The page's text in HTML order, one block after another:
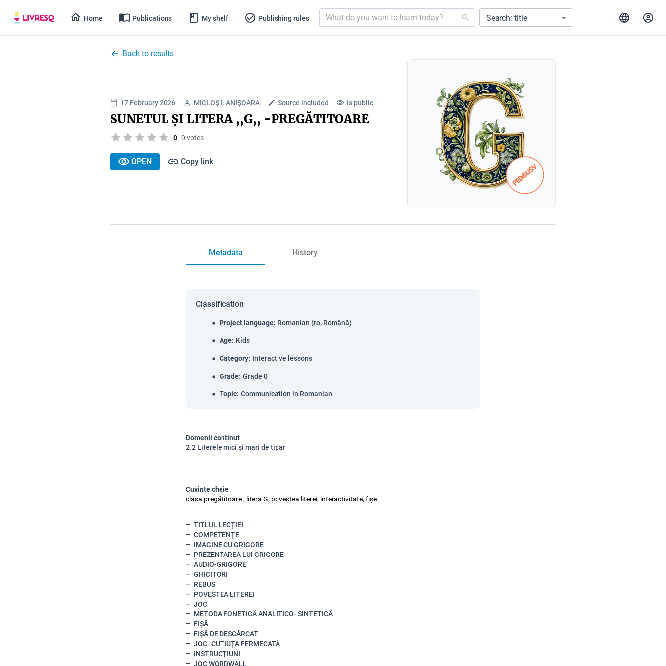
Home Publications My shelf Publishing rules Search: title
Back to results
17 February 2026 MICLOȘ I. ANIȘOARA Source included Is public
SUNETUL ȘI LITERA ,,G,, -PREGĂTITOARE
0 0 votes
OPEN Copy link
Metadata History
Classification
Project language: Romanian (ro, Română)
Age: Kids
Category: Interactive lessons
Grade: Grade 0
Topic: Communication in Romanian
Domenii conținut
2.2 Literele mici și mari de tipar
Cuvinte cheie
clasa pregătitoare , litera G, povestea literei, interactivitate, fișe
TITLUL LECȚIEI
COMPETENȚE
IMAGINE CU GRIGORE
PREZENTAREA LUI GRIGORE
AUDIO-GRIGORE
GHICITORI
REBUS
POVESTEA LITEREI
JOC
METODA FONETICĂ ANALITICO- SINTETICĂ
FIȘĂ
FIȘĂ DE DESCĂRCAT
JOC- CUTIUȚA FERMECATĂ
INSTRUCȚIUNI
JOC WORDWALL